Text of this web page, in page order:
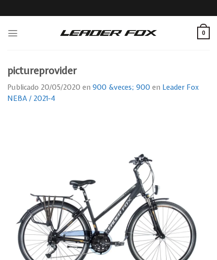
to
0
pictureprovider
Publicado 20/05/2020 en 900 &veces; 900 en Leader Fox
NEBA / 2021-4